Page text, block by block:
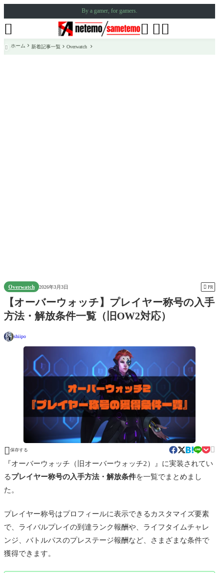
By a gamer, for gamers.
 

 ホーム 新着記事一覧 Overwatch
Overwatch 2026年3月3日  PR
【オーバーウォッチ】プレイヤー称号の入手
方法・解放条件一覧（旧OW2対応）
shiipo
 保存する 
『オーバーウォッチ（旧オーバーウォッチ2）』に実装されてい
るプレイヤー称号の入手方法・解放条件を一覧でまとめまし
た。
プレイヤー称号はプロフィールに表示できるカスタマイズ要素
で、ライバルプレイの到達ランク報酬や、ライフタイムチャレ
ンジ、バトルパスのプレステージ報酬など、さまざまな条件で
獲得できます。